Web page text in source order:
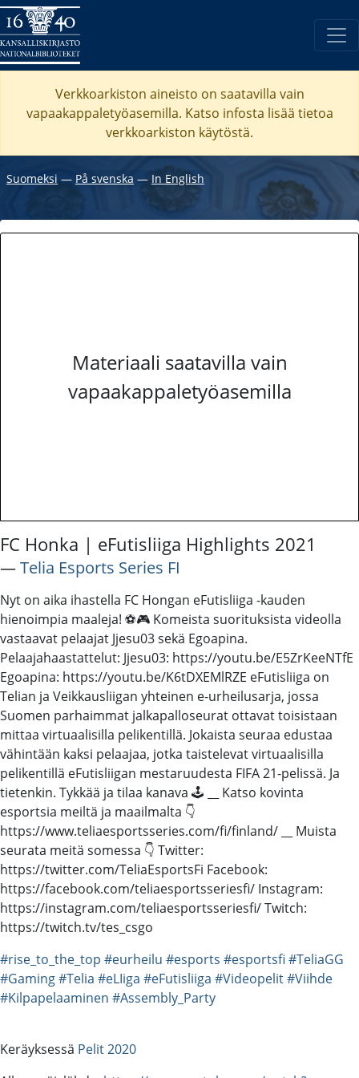
Verkkoarkiston aineisto on saatavilla vain
vapaakappaletyöasemilla. Katso infosta lisää tietoa
verkkoarkiston käytöstä.
Suomeksi ― På svenska ― In English
Materiaali saatavilla vain
vapaakappaletyöasemilla
FC Honka | eFutisliiga Highlights 2021
―Telia Esports Series FI
Nyt on aika ihastella FC Hongan eFutisliiga -kauden
hienoimpia maaleja! ⚽️🎮 Komeista suorituksista videolla
vastaavat pelaajat Jjesu03 sekä Egoapina.
Pelaajahaastattelut: Jjesu03: https://youtu.be/E5ZrKeeNTfE
Egoapina: https://youtu.be/K6tDXEMlRZE eFutisliiga on
Telian ja Veikkausliigan yhteinen e-urheilusarja, jossa
Suomen parhaimmat jalkapalloseurat ottavat toisistaan
mittaa virtuaalisilla pelikentillä. Jokaista seuraa edustaa
vähintään kaksi pelaajaa, jotka taistelevat virtuaalisilla
pelikentillä eFutisliigan mestaruudesta FIFA 21-pelissä. Ja
tietenkin. Tykkää ja tilaa kanava 🕹️ __ Katso kovinta
esportsia meiltä ja maailmalta 👇
https://www.teliaesportsseries.com/fi/finland/ __ Muista
seurata meitä somessa 👇 Twitter:
https://twitter.com/TeliaEsportsFi Facebook:
https://facebook.com/teliaesportsseriesfi/ Instagram:
https://instagram.com/teliaesportsseriesfi/ Twitch:
https://twitch.tv/tes_csgo
#rise_to_the_top #eurheilu #esports #esportsfi #TeliaGG
#Gaming#Telia #eLIiga #eFutisliiga #Videopelit#Viihde
#Kilpapelaaminen #Assembly_Party
Keräyksessä Pelit 2020